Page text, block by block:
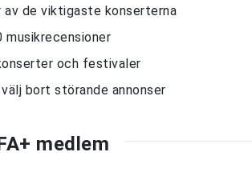
de viktigaste konserterna
och festivaler
bort störande annonser
medlem